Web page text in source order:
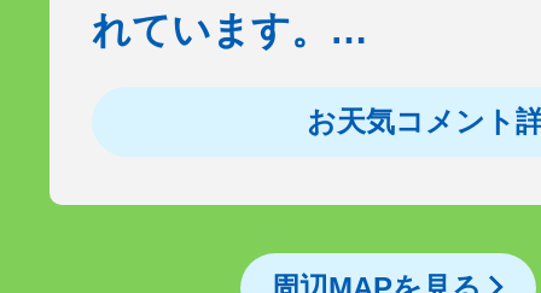
れています。…
お天気コメント